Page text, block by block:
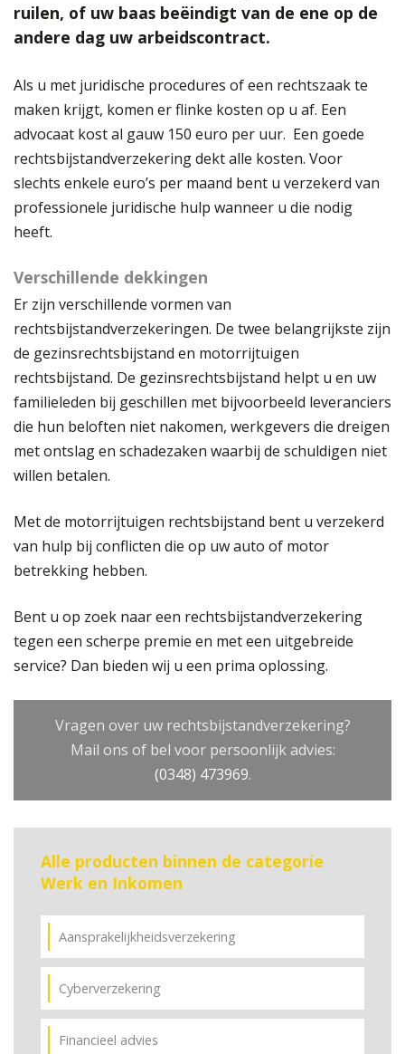
ruilen, of uw baas beëindigt van de ene op de
andere dag uw arbeidscontract.
Als u met juridische procedures of een rechtszaak te
maken krijgt, komen er flinke kosten op u af. Een
advocaat kost al gauw 150 euro per uur. Een goede
rechtsbijstandverzekering dekt alle kosten. Voor
slechts enkele euro’s per maand bent u verzekerd van
professionele juridische hulp wanneer u die nodig
heeft.
Verschillende dekkingen
Er zijn verschillende vormen van
rechtsbijstandverzekeringen. De twee belangrijkste zijn
de gezinsrechtsbijstand en motorrijtuigen
rechtsbijstand. De gezinsrechtsbijstand helpt u en uw
familieleden bij geschillen met bijvoorbeeld leveranciers
die hun beloften niet nakomen, werkgevers die dreigen
met ontslag en schadezaken waarbij de schuldigen niet
willen betalen.
Met de motorrijtuigen rechtsbijstand bent u verzekerd
van hulp bij conflicten die op uw auto of motor
betrekking hebben.
Bent u op zoek naar een rechtsbijstandverzekering
tegen een scherpe premie en met een uitgebreide
service? Dan bieden wij u een prima oplossing.
Vragen over uw rechtsbijstandverzekering?
Mail ons of bel voor persoonlijk advies:
(0348) 473969.
Alle producten binnen de categorie
Werk en Inkomen
Aansprakelijkheidsverzekering
Cyberverzekering
Financieel advies